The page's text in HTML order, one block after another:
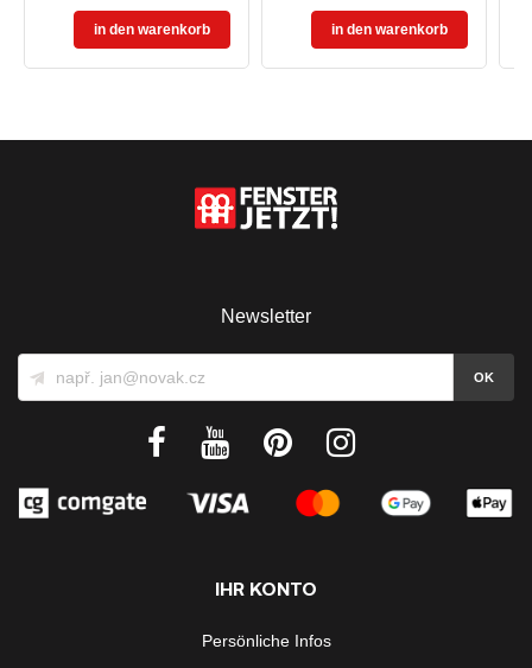
in den warenkorb in den warenkorb
Newsletter
IHR KONTO
Persönliche Infos